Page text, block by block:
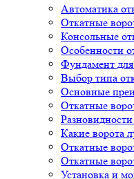
Автоматика
Откатные
Консольные
Особенности
Фундамент
Выбор типа
Основные
Откатные
Какие ворота
Откатные
Откатные
Установка и